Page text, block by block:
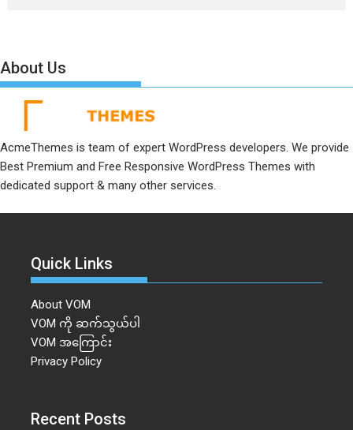
About Us
AcmeThemes is team of expert WordPress developers. We provide
Best Premium and Free Responsive WordPress Themes with
dedicated support & many other services.
Quick Links
About VOM
VOM ကို ဆက်သွယ်ပါ
VOM အကြောင်း
Privacy Policy
Recent Posts